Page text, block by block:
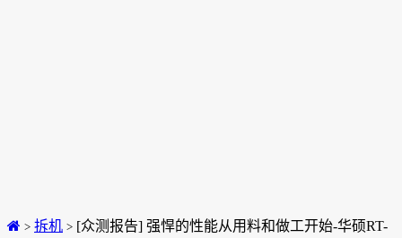
> 拆机 > [众测报告] 强悍的性能从用料和做工开始-华硕RT-